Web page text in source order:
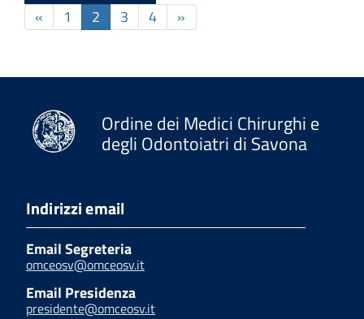
« 1 2 3 4 »
Ordine dei Medici Chirurghi e
degli Odontoiatri di Savona
Indirizzi email
Email Segreteria
omceosv@omceosv.it
Email Presidenza
presidente@omceosv.it